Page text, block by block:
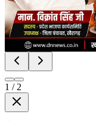
1 / 2